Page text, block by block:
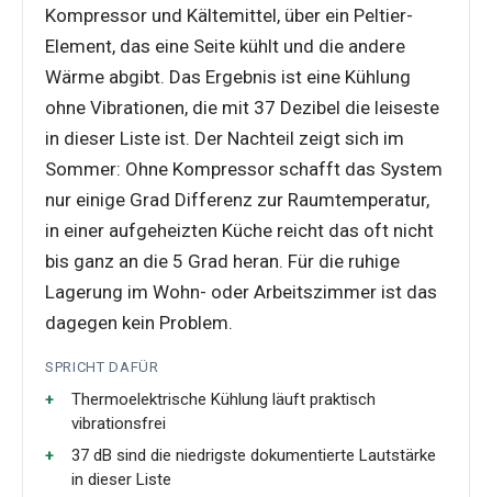
Kompressor und Kältemittel, über ein Peltier-
Element, das eine Seite kühlt und die andere
Wärme abgibt. Das Ergebnis ist eine Kühlung
ohne Vibrationen, die mit 37 Dezibel die leiseste
in dieser Liste ist. Der Nachteil zeigt sich im
Sommer: Ohne Kompressor schafft das System
nur einige Grad Differenz zur Raumtemperatur,
in einer aufgeheizten Küche reicht das oft nicht
bis ganz an die 5 Grad heran. Für die ruhige
Lagerung im Wohn- oder Arbeitszimmer ist das
dagegen kein Problem.
SPRICHT DAFÜR
Thermoelektrische Kühlung läuft praktisch
vibrationsfrei
37 dB sind die niedrigste dokumentierte Lautstärke
in dieser Liste